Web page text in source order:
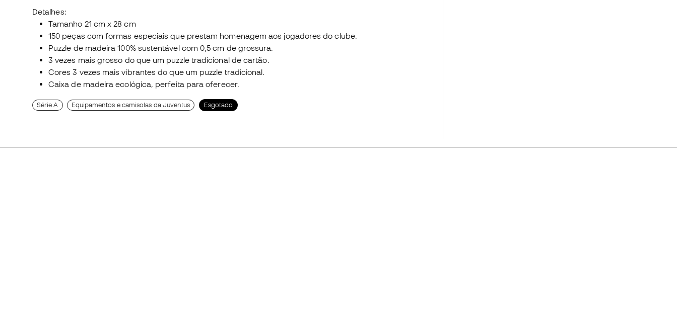
Detalhes:
Tamanho 21 cm x 28 cm
150 peças com formas especiais que prestam homenagem aos jogadores do clube.
Puzzle de madeira 100% sustentável com 0,5 cm de grossura.
3 vezes mais grosso do que um puzzle tradicional de cartão.
Cores 3 vezes mais vibrantes do que um puzzle tradicional.
Caixa de madeira ecológica, perfeita para oferecer.
Série A Equipamentos e camisolas da Juventus Esgotado